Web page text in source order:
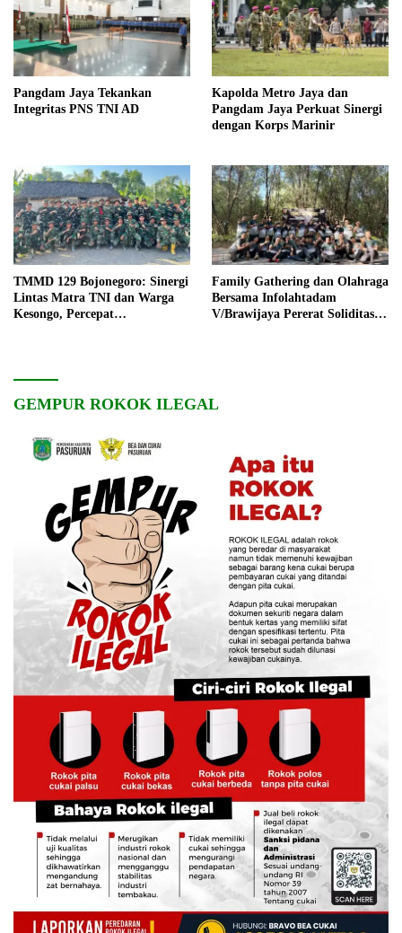
Pangdam Jaya Tekankan
Integritas PNS TNI AD
Kapolda Metro Jaya dan
Pangdam Jaya Perkuat Sinergi
dengan Korps Marinir
TMMD 129 Bojonegoro: Sinergi
Lintas Matra TNI dan Warga
Kesongo, Percepat
Family Gathering dan Olahraga
Bersama Infolahtadam
V/Brawijaya Pererat Soliditas
GEMPUR ROKOK ILEGAL